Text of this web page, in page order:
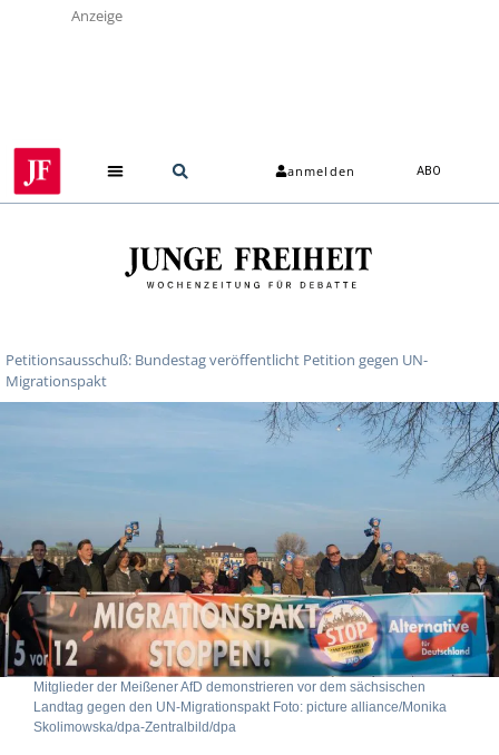
Anzeige
anmelden ABO
Petitionsausschuß: Bundestag veröffentlicht Petition gegen UN-
Migrationspakt
Mitglieder der Meißener AfD demonstrieren vor dem sächsischen
Landtag gegen den UN-Migrationspakt Foto: picture alliance/Monika
Skolimowska/dpa-Zentralbild/dpa